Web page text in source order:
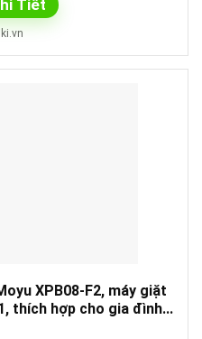
Tiết
XPB08-F2, máy giặt
thích hợp cho gia đình...